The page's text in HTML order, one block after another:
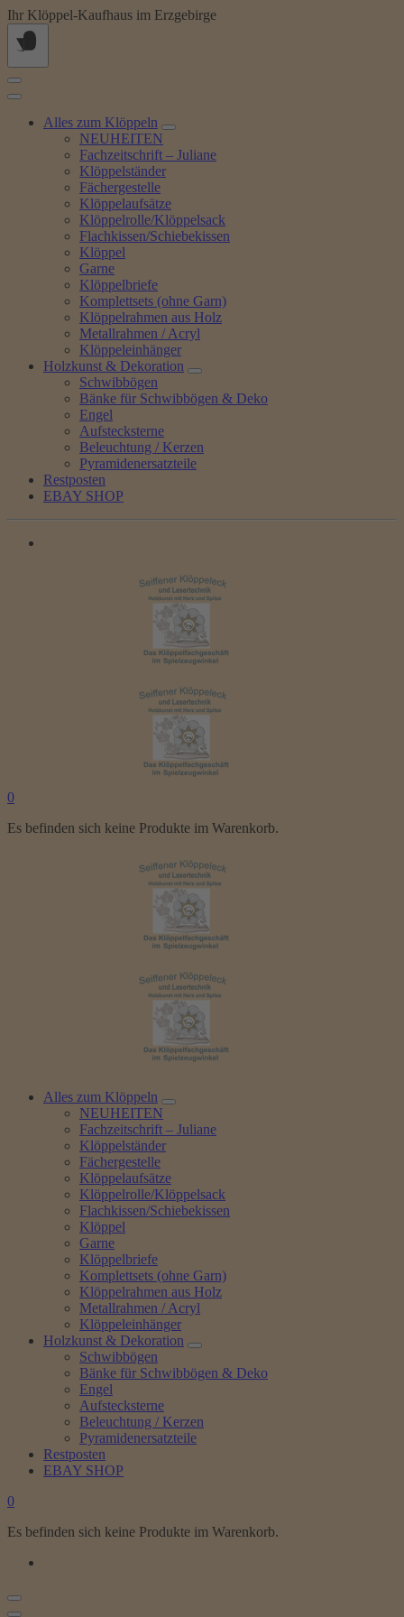
Springe
zum
Inhalt
Ihr Klöppel-Kaufhaus im Erzgebirge
Alles zum Klöppeln
NEUHEITEN
Fachzeitschrift – Juliane
Klöppelständer
Fächergestelle
Klöppelaufsätze
Klöppelrolle/Klöppelsack
Flachkissen/Schiebekissen
Klöppel
Garne
Klöppelbriefe
Komplettsets (ohne Garn)
Klöppelrahmen aus Holz
Metallrahmen / Acryl
Klöppeleinhänger
Holzkunst & Dekoration
Schwibbögen
Bänke für Schwibbögen & Deko
Engel
Aufstecksterne
Beleuchtung / Kerzen
Pyramidenersatzteile
Restposten
EBAY SHOP
0
Es befinden sich keine Produkte im Warenkorb.
Alles zum Klöppeln
NEUHEITEN
Fachzeitschrift – Juliane
Klöppelständer
Fächergestelle
Klöppelaufsätze
Klöppelrolle/Klöppelsack
Flachkissen/Schiebekissen
Klöppel
Garne
Klöppelbriefe
Komplettsets (ohne Garn)
Klöppelrahmen aus Holz
Metallrahmen / Acryl
Klöppeleinhänger
Holzkunst & Dekoration
Schwibbögen
Bänke für Schwibbögen & Deko
Engel
Aufstecksterne
Beleuchtung / Kerzen
Pyramidenersatzteile
Restposten
EBAY SHOP
0
Es befinden sich keine Produkte im Warenkorb.